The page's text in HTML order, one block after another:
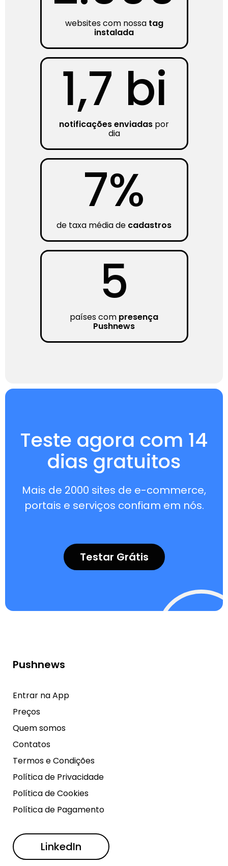
websites com nossa tag
instalada
1,7 bi
notificações enviadas por
dia
7%
de taxa média de cadastros
5
países com presença
Pushnews
Teste agora com 14
dias gratuitos
Mais de 2000 sites de e-commerce,
portais e serviços confiam em nós.
Testar Grátis
Pushnews
Entrar na App
Preços
Quem somos
Contatos
Termos e Condições
Política de Privacidade
Política de Cookies
Política de Pagamento
LinkedIn